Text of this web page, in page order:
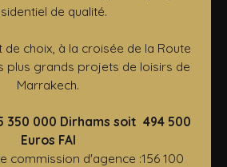
de qualité.
choix, à la croisée de la Route
plus grands projets de loisirs de
Marrakech.
350 000 Dirhams soit 494 500
Euros FAI
commission d'agence :156 100